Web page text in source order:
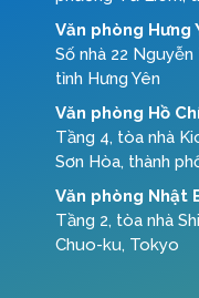
Văn phòng Hưng
Số nhà 22
tỉnh Hưng Yên
Văn phòng Hồ
Tầng 4, tòa nhà
Sơn Hòa, thành
Văn phòng Nhật
Tầng 2, tòa nhà
Chuo-ku, Tokyo